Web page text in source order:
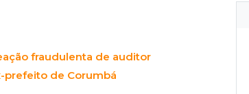
fraudulenta de auditor
prefeito de Corumbá